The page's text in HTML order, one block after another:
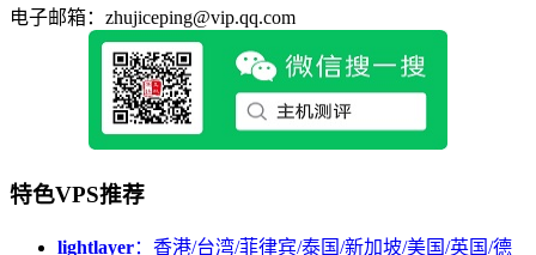
电子邮箱：zhujiceping@vip.qq.com
特色VPS推荐
lightlayer：香港/台湾/菲律宾/泰国/新加坡/美国/英国/德